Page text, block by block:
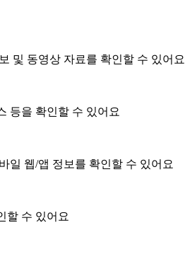
및 동영상 자료를 확인할 수 있어요
등을 확인할 수 있어요
일 웹/앱 정보를 확인할 수 있어요
할 수 있어요